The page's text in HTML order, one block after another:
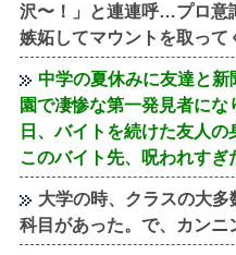
沢〜！」と連連呼…プロ意
嫉妬してマウントを取って
中学の夏休みに友達と
園で凄惨な第一発見者に
日、バイトを続けた友人
このバイト先、呪われすぎ
大学の時、クラスの大
科目があった。で、カンニ